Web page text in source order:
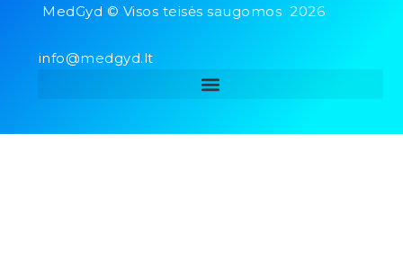
MedGyd © Visos teisės saugomos 2026
info@medgyd.lt